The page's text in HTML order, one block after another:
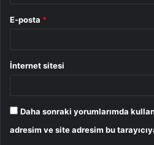
E-posta *
İnternet sitesi
Daha sonraki yorumlarımda
adresim ve site adresim bu